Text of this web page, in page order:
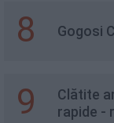
8 Gogosi
9
Clătite
rapide -